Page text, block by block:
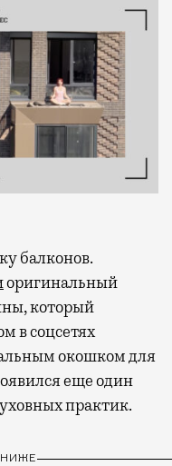
оригинальный
который
в соцсетях
окошком для
еще один
практик.
НИЖЕ